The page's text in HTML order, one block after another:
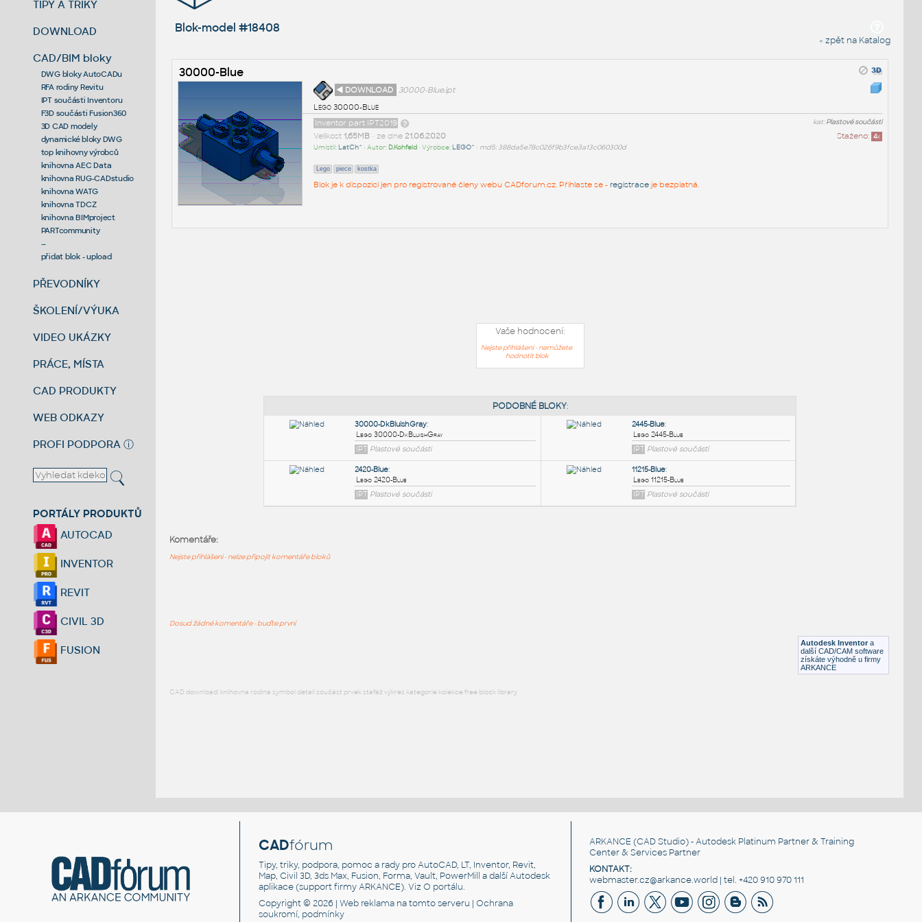
TIPY A TRIKY
DOWNLOAD
CAD/BIM bloky
DWG bloky AutoCADu
RFA rodiny Revitu
IPT součásti Inventoru
F3D součásti Fusion360
3D CAD modely
dynamické bloky DWG
top knihovny výrobců
knihovna AEC Data
knihovna RUG-CADstudio
knihovna WATG
knihovna TDCZ
knihovna BIMproject
PARTcommunity
--
přidat blok - upload
PŘEVODNÍKY
ŠKOLENÍ/VÝUKA
VIDEO UKÁZKY
PRÁCE, MÍSTA
CAD PRODUKTY
WEB ODKAZY
PROFI PODPORA ⓘ
PORTÁLY PRODUKTŮ
AUTOCAD
INVENTOR
REVIT
CIVIL 3D
FUSION
Blok-model #18408
« zpět na Katalog
30000-Blue
◄ DOWNLOAD
30000-Blue.ipt
Lego 30000-Blue
kat:Plastové součásti
Inventor part IPT2019
Staženo: 4x
Velikost 1,65MB• ze dne 21.06.2020
Umístil: LatCh^ • Autor: D.Kohfeld• Výrobce: LEGO^ • md5: 388da5e78c026f9b3fce3a13c060300d
Lego piece kostka
Blok je k dispozici jen pro registrované členy webu CADforum.cz. Přihlaste se - registraceje bezplatná.
Vaše hodnocení:
Nejste přihlášeni - nemůžete
hodnotit blok
Plastové součásti
Autodesk Inventor a
další CAD/CAM software
získáte výhodně u firmy
ARKANCE
Komentáře:
Nejste přihlášeni - nelze připojit komentáře bloků
Dosud žádné komentáře - buďte první
CAD download: knihovna rodina symbol detail součást prvek stafáž výkres kategorie kolekce free block library
CADfórum
Tipy, triky, podpora, pomoc a rady pro AutoCAD, LT, Inventor, Revit,
Map, Civil 3D, 3ds Max, Fusion, Forma, Vault, PowerMill a další Autodesk
aplikace (support firmy ARKANCE). VizO portálu.
Copyright © 2026 |Web reklama na tomto serveru |Ochrana
soukromí, podmínky
ARKANCE (CAD Studio) - Autodesk Platinum Partner & Training
Center & Services Partner
KONTAKT:
webmaster.cz@arkance.world | tel. +420 910 970 111